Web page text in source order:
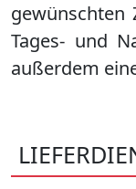
gewünschten
Tages- und
außerdem